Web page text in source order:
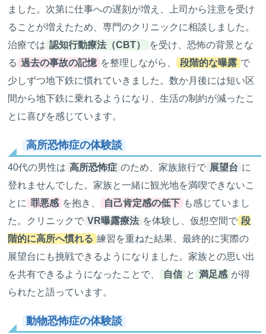
ました。次第に仕事への遅刻が増え、上司から注意を受け
ることが増えたため、専門のクリニックに相談しました。
治療では 認知行動療法（CBT）
を受け、恐怖の背景とな
る 過去の事故の記憶 を整理しながら、 段階的な曝露 で
少しずつ地下鉄に慣れていきました。数か月後には短い区
間から地下鉄に乗れるようになり、生活の制約が減ったこ
とに喜びを感じています。
高所恐怖症の体験談
40代の男性は 高所恐怖症 のため、家族旅行で 展望台 に
登れませんでした。家族と一緒に観光地を満喫できないこ
とに 罪悪感 を抱き、 自己肯定感の低下 も感じていまし
た。クリニックで VR曝露療法 を体験し、仮想空間で 段
階的に高所へ慣れる 練習を重ねた結果、最終的に実際の
展望台にも挑戦できるようになりました。家族との思い出
を共有できるようになったことで、
自信 と 満足感 が得
られたと語っています。
動物恐怖症の体験談